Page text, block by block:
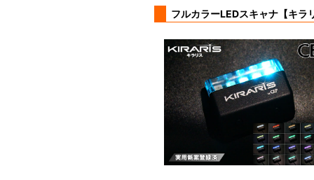
フルカラーLEDスキャナ【キラ